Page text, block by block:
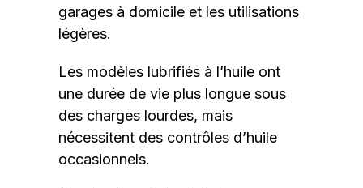
garages à domicile et les utilisations
légères.
Les modèles lubrifiés à l’huile ont
une durée de vie plus longue sous
des charges lourdes, mais
nécessitent des contrôles d’huile
occasionnels.